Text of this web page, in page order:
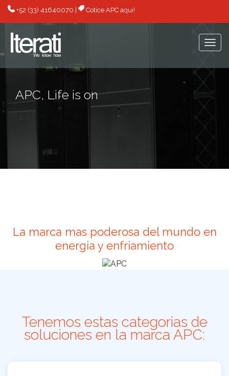
+52 (33) 41640070 | Cotice APC aqui!
APC, Life is on
La marca mas poderosa del mundo en
energia y enfriamiento
Tenemos estas categorias de
soluciones en la marca APC: